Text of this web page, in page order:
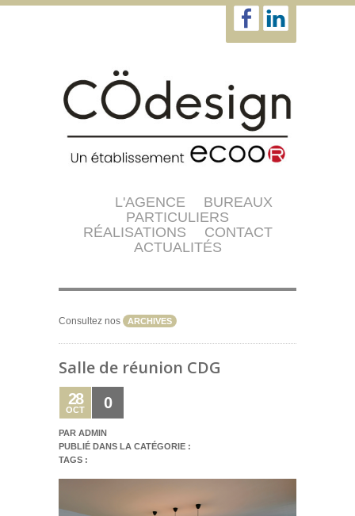
L'AGENCE
BUREAUX
PARTICULIERS
RÉALISATIONS
CONTACT
ACTUALITÉS
Consultez nos ARCHIVES
Salle de réunion CDG
0
28
OCT
PAR ADMIN
PUBLIÉ DANS LA CATÉGORIE :
TAGS :